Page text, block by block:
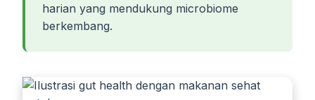
harian yang mendukung microbiome
berkembang.